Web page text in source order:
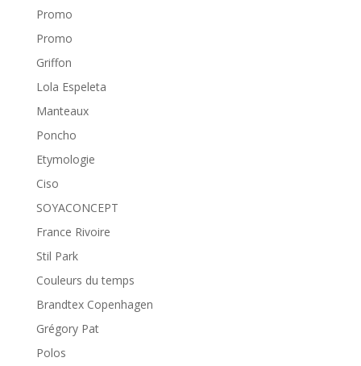
Promo
Promo
Griffon
Lola Espeleta
Manteaux
Poncho
Etymologie
Ciso
SOYACONCEPT
France Rivoire
Stil Park
Couleurs du temps
Brandtex Copenhagen
Grégory Pat
Polos